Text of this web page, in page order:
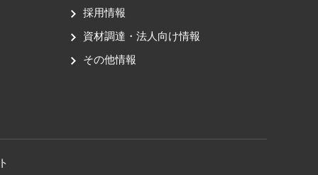
採用情報
資材調達・法人向け情報
その他情報